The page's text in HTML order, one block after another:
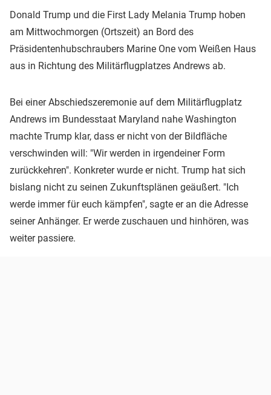
Donald Trump und die First Lady Melania Trump hoben
am Mittwochmorgen (Ortszeit) an Bord des
Präsidentenhubschraubers Marine One vom Weißen Haus
aus in Richtung des Militärflugplatzes Andrews ab.
Bei einer Abschiedszeremonie auf dem Militärflugplatz
Andrews im Bundesstaat Maryland nahe Washington
machte Trump klar, dass er nicht von der Bildfläche
verschwinden will: "Wir werden in irgendeiner Form
zurückkehren". Konkreter wurde er nicht. Trump hat sich
bislang nicht zu seinen Zukunftsplänen geäußert. "Ich
werde immer für euch kämpfen", sagte er an die Adresse
seiner Anhänger. Er werde zuschauen und hinhören, was
weiter passiere.